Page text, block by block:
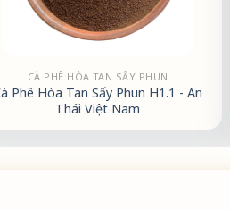
CÀ PHÊ HÒA TAN SẤY PHUN
Phê Hòa Tan Sấy Phun H1.1 - An
Thái Việt Nam